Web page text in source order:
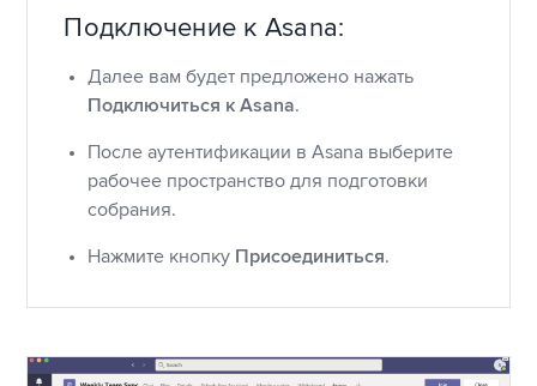
Подключение к Asana:
Далее вам будет предложено нажать
Подключиться к Asana.
После аутентификации в Asana выберите
рабочее пространство для подготовки
собрания.
Нажмите кнопку Присоединиться.